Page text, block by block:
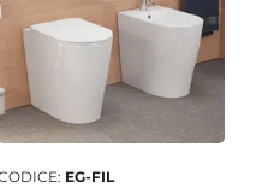
EG-FIL